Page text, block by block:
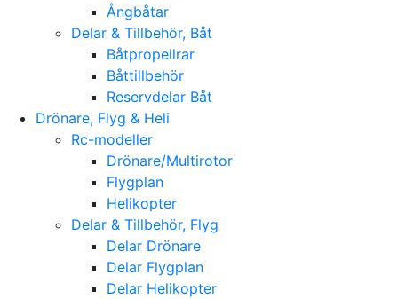
Ångbåtar
Delar & Tillbehör, Båt
Båtpropellrar
Båttillbehör
Reservdelar Båt
Drönare, Flyg & Heli
Rc-modeller
Drönare/Multirotor
Flygplan
Helikopter
Delar & Tillbehör, Flyg
Delar Drönare
Delar Flygplan
Delar Helikopter